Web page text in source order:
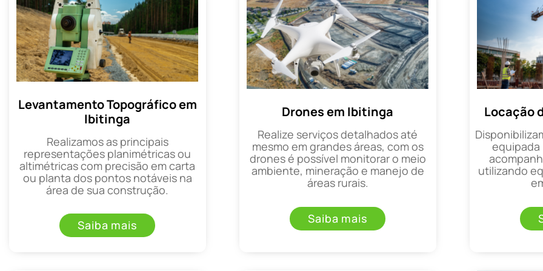
Levantamento Topográfico em
Ibitinga
Realizamos as principais
representações planimétricas ou
altimétricas com precisão em carta
ou planta dos pontos notáveis na
área de sua construção.
Saiba mais
Drones em Ibitinga
Realize serviços detalhados até
mesmo em grandes áreas, com os
drones é possível monitorar o meio
ambiente, mineração e manejo de
áreas rurais.
Saiba mais
Locação
equipada
utilizando